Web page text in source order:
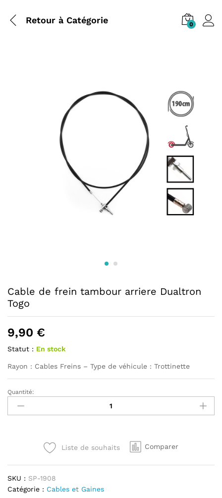
Retour à Catégorie 0
Cable de frein tambour arriere Dualtron
Togo
9,90 €
Statut : En stock
Rayon : Cables Freins – Type de véhicule : Trottinette
Cable
frein
Quantité:
Liste de souhaits Comparer
SKU : SP-1908
Catégorie : Cables et Gaines